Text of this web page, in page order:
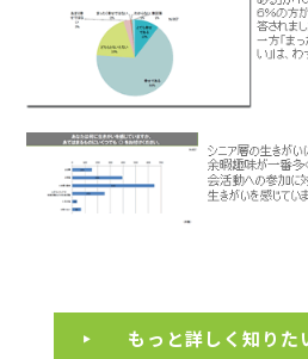
もっと詳しく知りた